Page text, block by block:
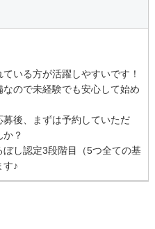
いる方が活躍しやすいです！
ので未経験でも安心して始め
後、まずは予約していただ
？
し認定3段階目（5つ全ての基
す♪